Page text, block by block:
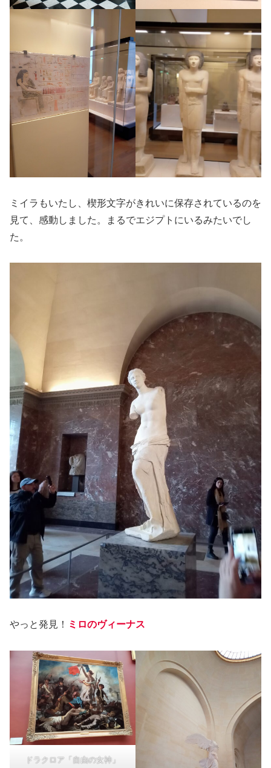
ミイラもいたし、楔形文字がきれいに保存されているのを
見て、感動しました。まるでエジプトにいるみたいでし
た。
やっと発見！ ミロのヴィーナス
ドラクロア「自由の女神」